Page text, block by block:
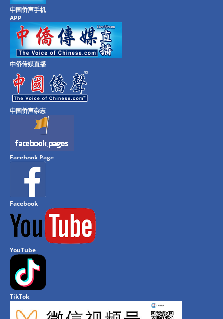
中国侨声手机
APP
中侨传媒直播
中国侨声杂志
Facebook Page
Facebook
YouTube
TikTok